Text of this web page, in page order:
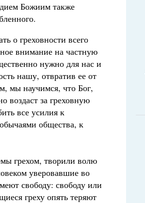
Божиим также
о греховности всего
внимание на частную
нужно для нас и
нашу, отвратив ее от
мы научимся, что Бог,
воздаст за греховную
все усилия к
общества, к
грехом, творили волю
уверовавшие во
свободу: свободу или
греху опять теряют